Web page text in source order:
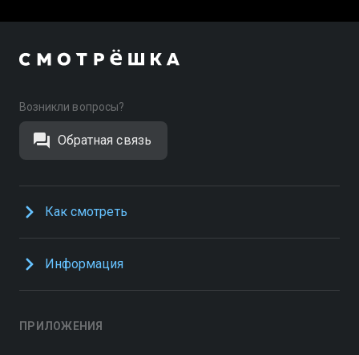
Возникли вопросы?
Обратная связь
Как смотреть
Информация
ПРИЛОЖЕНИЯ